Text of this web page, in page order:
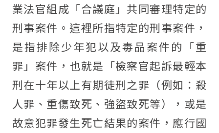
業法官組成「合議庭」共同審理特定的
刑事案件。這裡所指特定的刑事案件，
是指排除少年犯以及毒品案件的「重
罪」案件，也就是「檢察官起訴最輕本
刑在十年以上有期徒刑之罪（例如：殺
人罪、重傷致死、強盜致死等），或是
故意犯罪發生死亡結果的案件，應行國